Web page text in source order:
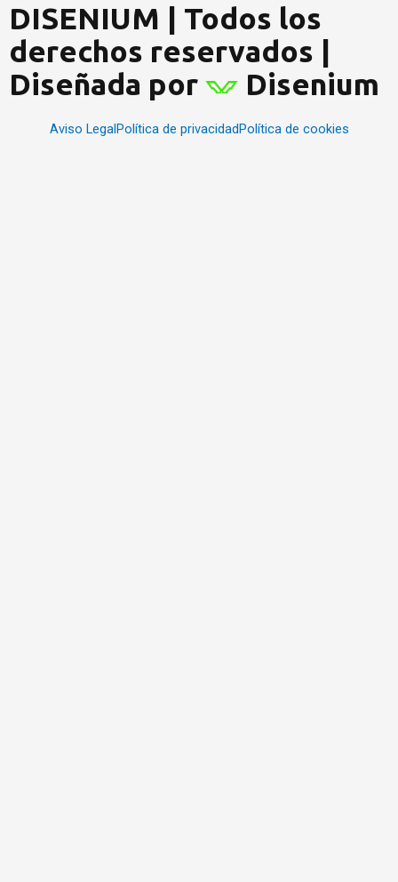
DISENIUM | Todos los
derechos reservados |
Diseñada por
Disenium
Aviso LegalPolítica de privacidadPolítica de cookies